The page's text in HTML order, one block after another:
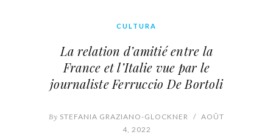
CULTURA
La relation d’amitié entre la
France et l’Italie vue par le
journaliste Ferruccio De Bortoli
By STEFANIA GRAZIANO-GLOCKNER / AOÛT
4, 2022